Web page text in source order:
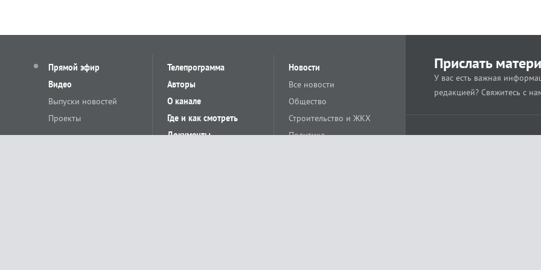
Прямой эфир
Видео
Выпуски новостей
Проекты
Телепрограмма
Авторы
О канале
Где и как смотреть
Документы
Новости
Все новости
Общество
Строительство и ЖКХ
Политика
Прислать
У вас есть важная
редакцией? Свяжитесь с